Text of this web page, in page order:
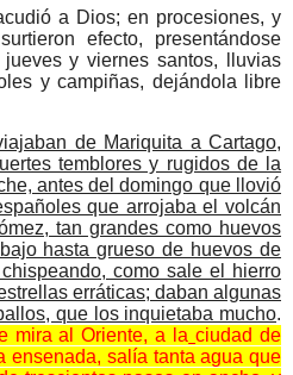
a Dios; en procesiones, y
efecto, presentándose
y viernes santos, lluvias
y campiñas, dejándola libre
de Mariquita a Cartago,
temblores y rugidos de la
antes del domingo que llovió
que arrojaba el volcán
tan grandes como huevos
hasta grueso de huevos de
como sale el hierro
erráticas; daban algunas
que los inquietaba mucho.
mira al Oriente, a la ciudad de
ensenada, salía tanta agua que